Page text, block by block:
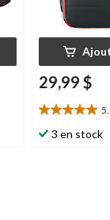
29,99 $
5.0
étoile(s)
3 en stock